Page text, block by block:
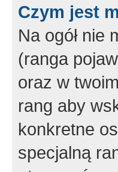
Czym jest
Na ogół nie
(ranga
oraz w
rang aby
konkretne
specjalną